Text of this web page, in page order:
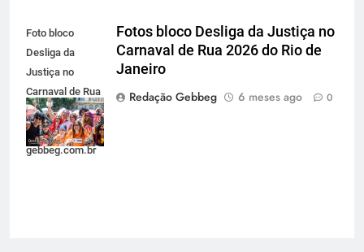
Foto bloco
Desliga da
Justiça no
Carnaval de Rua
2026 do Rio de
Janeiro -
gebbeg.com.br
Fotos bloco Desliga da Justiça no
Carnaval de Rua 2026 do Rio de
Janeiro
Redação Gebbeg
6 meses ago 0